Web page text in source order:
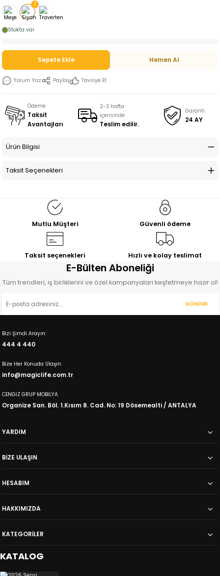
Stokta var
Sepete Ekle Hemen Al
Yorum Yaz Paylaş Tavsiye Et
Ödeme
Taksit
Avantajları
2-3 hafta
içerisinde
Teslim edilir.
Garanti
24 AY
Ürün Bilgisi
Taksit Seçenekleri
Mutlu Müşteri Güvenli ödeme
Taksit seçenekleri Hızlı ve kolay teslimat
E-Bülten Aboneliği
Tüm trendleri, iş birliklerini ve özel kampanyaları keşfetmeye hazır ol!
GÖNDER
Bizi Şimdi Arayın:
444 4 440
Bize Her Konuda Ulaşın:
info@magiclife.com.tr
CENGİZ GRUP MOBİLYA
Organize San. Böl. 1.Kısım 8. Cad. No: 19 Dösemealti / ANTALYA
YARDIM
BİZE ULAŞIN
HESABIM
HAKKIMIZDA
KATEGORİLER
KATALOG